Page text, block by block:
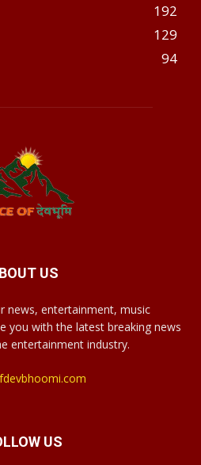
192
129
94
US
news, entertainment, music
you with the latest breaking news
entertainment industry.
US